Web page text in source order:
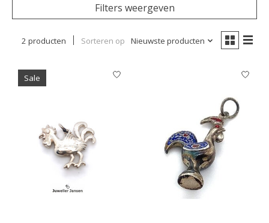
Filters weergeven
2 producten Sorteren op Nieuwste producten
Sale